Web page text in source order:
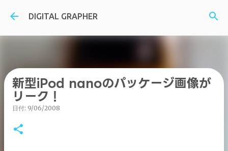
スキップしてメイン コンテンツに移動
DIGITAL GRAPHER
新型iPod nanoのパッケージ画像が
リーク！
日付: 9/06/2008